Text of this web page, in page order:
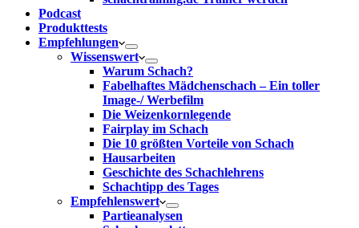
Podcast
Produkttests
Empfehlungen
Wissenswert
Warum Schach?
Fabelhaftes Mädchenschach – Ein toller
Image-/ Werbefilm
Die Weizenkornlegende
Fairplay im Schach
Die 10 größten Vorteile von Schach‎
Hausarbeiten
Geschichte des Schachlehrens
Schachtipp des Tages
Empfehlenswert
Partieanalysen